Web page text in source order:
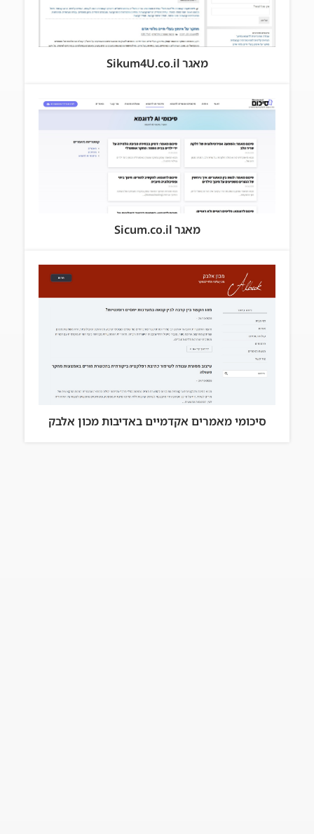
מאגר Sikum4U.co.il
מאגר Sicum.co.il
סיכומי מאמרים אקדמיים באדיבות מכון אלבק